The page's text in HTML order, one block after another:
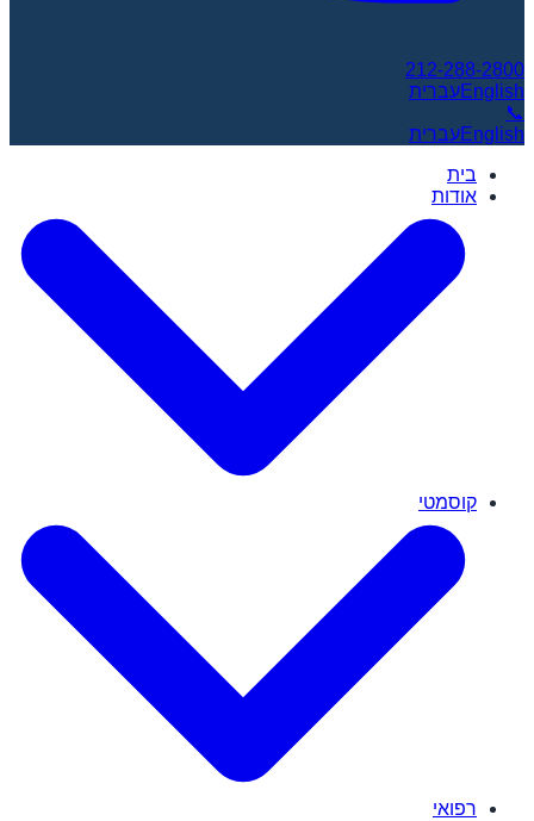
212-288-2800
Englishעברית
📞
Englishעברית
בית
אודות
קוסמטי
רפואי